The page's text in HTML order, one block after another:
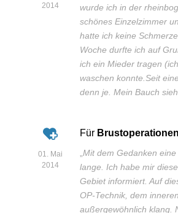
2014
wurde ich in der
schönes Einzelzimmer
hatte ich keine
Woche durfte ich auf
ich ein Mieder tragen
waschen konnte.Seit
denn je. Mein Bauch
01. Mai
2014
Für Brustoperationen
„Mit dem Gedanken
lange. Ich habe mir
Gebiet informiert. Auf
OP-Technik, dem
außergewöhnlich klang.